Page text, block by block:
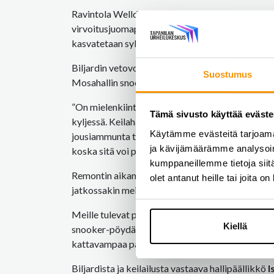
Suostumus
Tämä sivusto käyttää
Käytämme evästeitä
ja kävijämäärämme
kumppaneillemme tietoja
olet antanut heille tai joita
Kiellä
Ravintola Welldonen tulo päärakennukseen on
virvoitusjuomapalveluilla. Nämä palvelut
kasvatetaan syksystä alkaen.
Biljardin vetovoima on näkyvää ja laji onkin
Mosahallin snookerpöydät ja yksi pool-pöytä
”On mielenkiintoista millainen tunnelma
kyljessä. Keilahalli onkin vapaa-ajan lajiemme
jousiammunta tulee sijaitsemaan vain
koska sitä voi pelata aloittelijakin, toisin kuin
Remontin aikana pukuhuoneiden määrää
jatkossakin meillä on pukuhuoneet sekä miehille
Meille tulevat poolpöydät ovat viralliset 9 jalan
snooker-pöydän ja yhden poolpöydän, sekä
kattavampaa palvelua, ohjauksia ja kursseja,
Biljardista ja keilailusta vastaava hallipäällikkö